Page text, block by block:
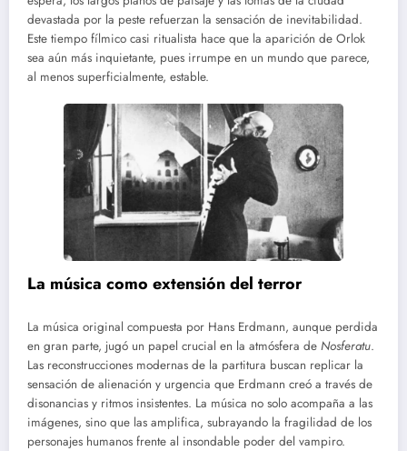
devastada por la peste refuerzan la sensación de inevitabilidad.
Este tiempo fílmico casi ritualista hace que la aparición de Orlok
sea aún más inquietante, pues irrumpe en un mundo que parece,
al menos superficialmente, estable.
La música como extensión del terror
La música original compuesta por Hans Erdmann, aunque perdida
en gran parte, jugó un papel crucial en la atmósfera de Nosferatu.
Las reconstrucciones modernas de la partitura buscan replicar la
sensación de alienación y urgencia que Erdmann creó a través de
disonancias y ritmos insistentes. La música no solo acompaña a las
imágenes, sino que las amplifica, subrayando la fragilidad de los
personajes humanos frente al insondable poder del vampiro.